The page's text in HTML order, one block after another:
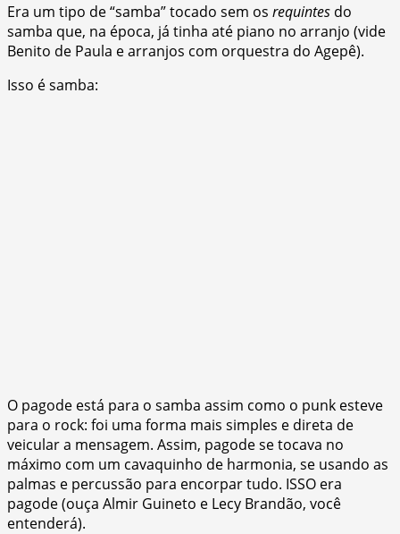
Era um tipo de “samba” tocado sem os requintes do
samba que, na época, já tinha até piano no arranjo (vide
Benito de Paula e arranjos com orquestra do Agepê).
Isso é samba:
O pagode está para o samba assim como o punk esteve
para o rock: foi uma forma mais simples e direta de
veicular a mensagem. Assim, pagode se tocava no
máximo com um cavaquinho de harmonia, se usando as
palmas e percussão para encorpar tudo. ISSO era
pagode (ouça Almir Guineto e Lecy Brandão, você
entenderá).